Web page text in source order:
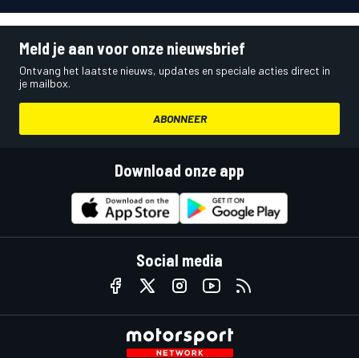
Meld je aan voor onze nieuwsbrief
Ontvang het laatste nieuws, updates en speciale acties direct in
je mailbox.
ABONNEER
Download onze app
Social media